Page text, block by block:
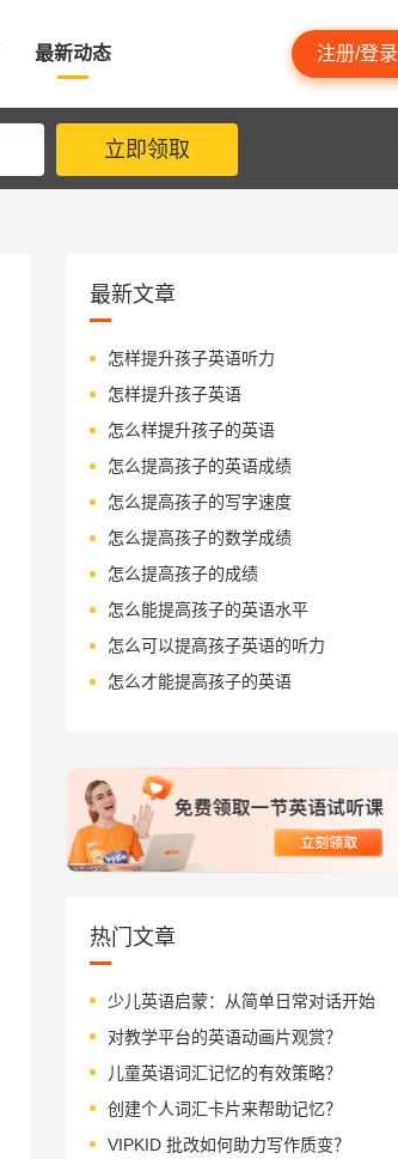
最新动态 注册/登录
立即领取
最新文章
怎样提升孩子英语听力
怎样提升孩子英语
怎么样提升孩子的英语
怎么提高孩子的英语成绩
怎么提高孩子的写字速度
怎么提高孩子的数学成绩
怎么提高孩子的成绩
怎么能提高孩子的英语水平
怎么可以提高孩子英语的听力
怎么才能提高孩子的英语
热门文章
少儿英语启蒙：从简单日常对话开始
对教学平台的英语动画片观赏？
儿童英语词汇记忆的有效策略？
创建个人词汇卡片来帮助记忆？
VIPKID 批改如何助力写作质变？